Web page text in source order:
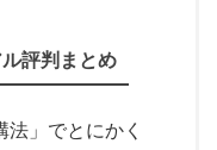
評判まとめ
」でとにかく